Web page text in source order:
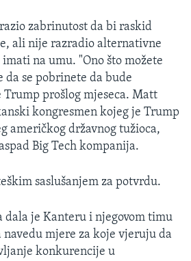
zabrinutost da bi raskid
ali nije razradio alternativne
na umu. "Ono što možete
se pobrinete da bude
prošlog mjeseca. Matt
kongresmen kojeg je Trump
američkog državnog tužioca,
Big Tech kompanija.
saslušanjem za potvrdu.
dala je Kanteru i njegovom timu
mjere za koje vjeruju da
konkurencije u